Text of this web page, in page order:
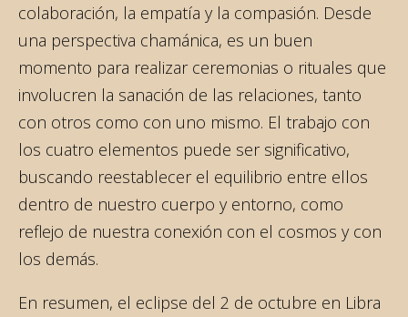
colaboración, la empatía y la compasión. Desde
una perspectiva chamánica, es un buen
momento para realizar ceremonias o rituales que
involucren la sanación de las relaciones, tanto
con otros como con uno mismo. El trabajo con
los cuatro elementos puede ser significativo,
buscando reestablecer el equilibrio entre ellos
dentro de nuestro cuerpo y entorno, como
reflejo de nuestra conexión con el cosmos y con
los demás.
En resumen, el eclipse del 2 de octubre en Libra